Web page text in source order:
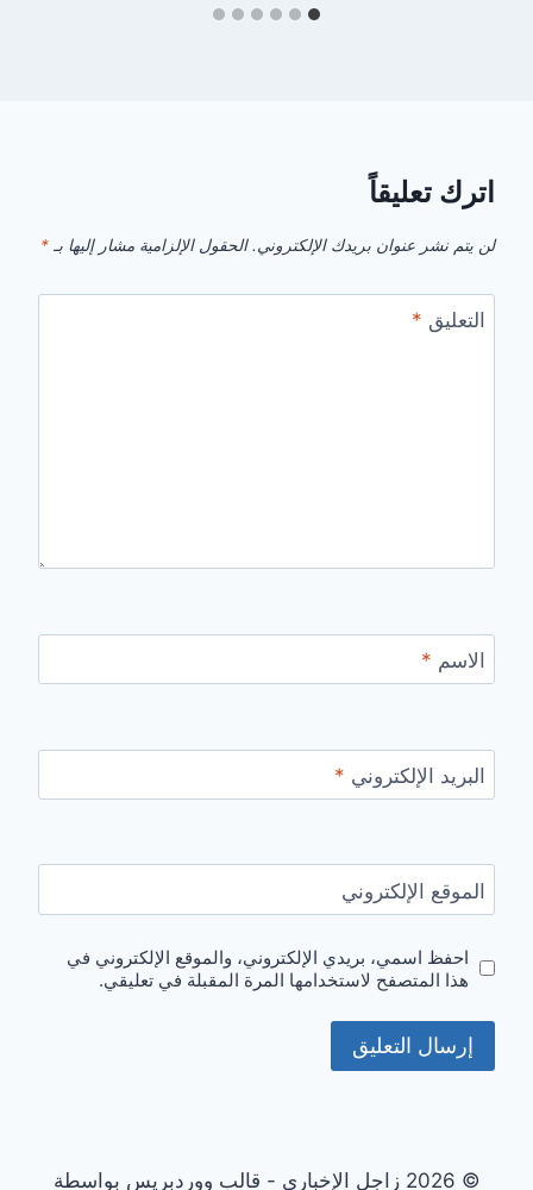
اترك تعليقاً
لن يتم نشر عنوان بريدك الإلكتروني. الحقول الإلزامية مشار إليها بـ *
التعليق *
الاسم *
البريد الإلكتروني *
الموقع الإلكتروني
احفظ اسمي، بريدي الإلكتروني، والموقع الإلكتروني في
هذا المتصفح لاستخدامها المرة المقبلة في تعليقي.
© 2026 زاجل الإخباري - قالب ووردبريس بواسطة